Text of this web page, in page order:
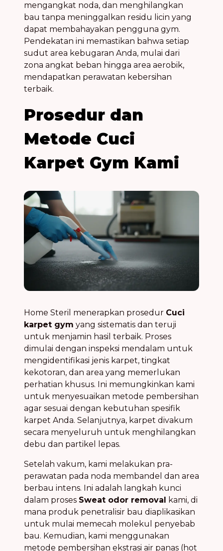
mengangkat noda, dan menghilangkan
bau tanpa meninggalkan residu licin yang
dapat membahayakan pengguna gym.
Pendekatan ini memastikan bahwa setiap
sudut area kebugaran Anda, mulai dari
zona angkat beban hingga area aerobik,
mendapatkan perawatan kebersihan
terbaik.
Prosedur dan
Metode Cuci
Karpet Gym Kami
Home Steril menerapkan prosedur Cuci
karpet gym yang sistematis dan teruji
untuk menjamin hasil terbaik. Proses
dimulai dengan inspeksi mendalam untuk
mengidentifikasi jenis karpet, tingkat
kekotoran, dan area yang memerlukan
perhatian khusus. Ini memungkinkan kami
untuk menyesuaikan metode pembersihan
agar sesuai dengan kebutuhan spesifik
karpet Anda. Selanjutnya, karpet divakum
secara menyeluruh untuk menghilangkan
debu dan partikel lepas.
Setelah vakum, kami melakukan pra-
perawatan pada noda membandel dan area
berbau intens. Ini adalah langkah kunci
dalam proses Sweat odor removal kami, di
mana produk penetralisir bau diaplikasikan
untuk mulai memecah molekul penyebab
bau. Kemudian, kami menggunakan
metode pembersihan ekstrasi air panas (hot